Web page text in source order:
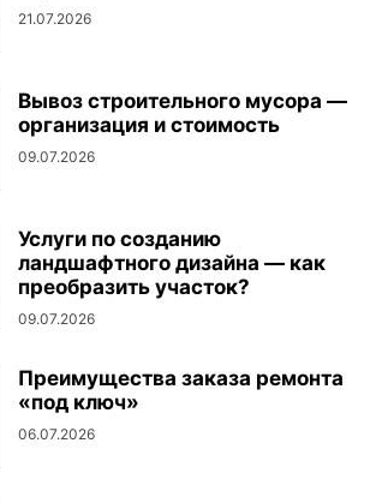
21.07.2026
Вывоз строительного мусора —
организация и стоимость
09.07.2026
Услуги по созданию
ландшафтного дизайна — как
преобразить участок?
09.07.2026
Преимущества заказа ремонта
«под ключ»
06.07.2026